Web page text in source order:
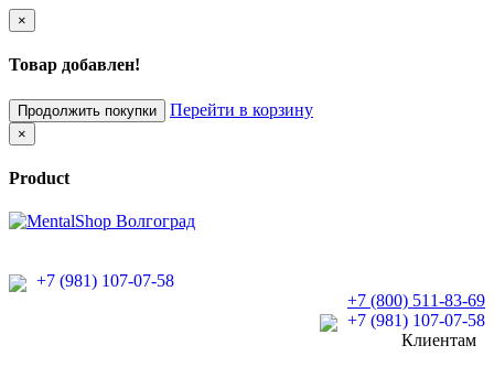
×
Товар добавлен!
Продолжить покупки Перейти в корзину
×
Product
+7 (981) 107-07-58
+7 (800) 511-83-69
+7 (981) 107-07-58
Клиентам